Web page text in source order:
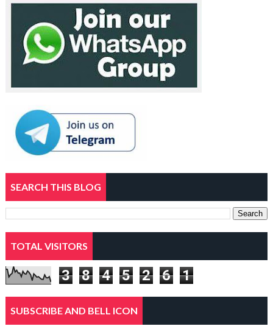
SEARCH THIS BLOG
TOTAL VISITORS
3 8 4 5 2 6 1
SUBSCRIBE AND BELL ICON